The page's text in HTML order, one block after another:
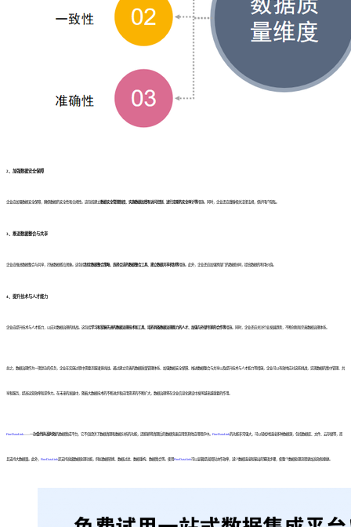
2、加强数据安全保障
企业应加强数据安全保障，确保数据的安全性和合规性。这包括建立 数据安全管理制度、实施数据加密和访问控制、进行定期的安全审计等措施。同时，企业还应遵循相关法律法规，保护用户隐私。
3、推进数据整合与共享
企业应推进数据整合与共享，打破数据孤岛现象。这包括制定数据整合策略、选择合适的数据整合工具、建立数据共享机制等措施。此外，企业还应加强跨部门的数据协同，提高数据的利用价值。
4、提升技术与人才能力
企业应提升技术与人才能力，以应对数据治理的挑战。这包括学习和掌握先进的数据治理技术和工具、培养具备数据治理能力的人才、加强与外部专家的合作等措施。同时，企业还应关注行业发展趋势，不断创新和完善数据治理体系。
总之，数据治理作为一项复杂的任务，企业在实施过程中需要克服诸多挑战。通过建立完善的数据质量管理体系、加强数据安全保障、推进数据整合与共享以及提升技术与人才能力等措施，企业可以有效地应对这些挑战，实现数据的集中管理、共
享和服务，提高运营效率和竞争力。在未来的发展中，随着大数据技术的不断进步和应用需求的不断扩大，数据治理将在企业信息化建设中发挥越来越重要的作用。
FineDataLink ——一款低代码/高时效的数据集成平台，它不仅提供了数据清理和数据分析的功能，还能够将清理后的数据快速应用到其他应用程序中。 FineDataLink的功能非常强大，可以轻松地连接多种数据源，包括数据库、文件、云存储等，而
且支持大数据量。此外， FineDataLink 还支持高级数据处理功能，例如数据转换、数据过滤、数据重构、数据集合等。使用FineDataLink可以显著提高团队协作效率，减少数据连接和输出的繁琐步骤，使整个数据处理流程更加高效和便捷。